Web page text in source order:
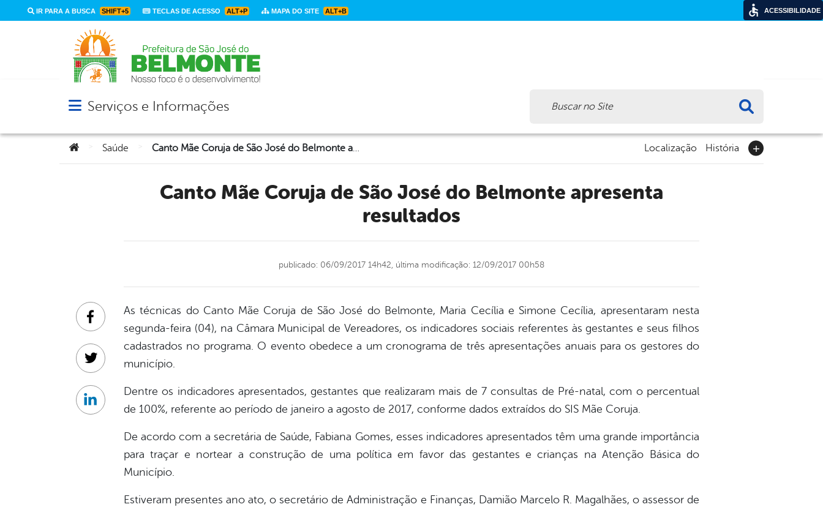
IR PARA A BUSCA SHIFT+5 TECLAS DE ACESSO ALT+P MAPA DO SITE ALT+B
Abrir menu principal de navegação
Serviços e Informações
Você está aqui:
Saúde Canto Mãe Coruja de São José do Belmonte apresenta resultados Localização História
Canto Mãe Coruja de São José do Belmonte apresenta
resultados
publicado: 06/09/2017 14h42, última modificação: 12/09/2017 00h58
As técnicas do Canto Mãe Coruja de São José do Belmonte, Maria Cecília e Simone Cecília, apresentaram nesta
segunda-feira (04), na Câmara Municipal de Vereadores, os indicadores sociais referentes às gestantes e seus filhos
cadastrados no programa. O evento obedece a um cronograma de três apresentações anuais para os gestores do
município.
Dentre os indicadores apresentados, gestantes que realizaram mais de 7 consultas de Pré-natal, com o percentual
de 100%, referente ao período de janeiro a agosto de 2017, conforme dados extraídos do SIS Mãe Coruja.
De acordo com a secretária de Saúde, Fabiana Gomes, esses indicadores apresentados têm uma grande importância
para traçar e nortear a construção de uma política em favor das gestantes e crianças na Atenção Básica do
Município.
Estiveram presentes ano ato, o secretário de Administração e Finanças, Damião Marcelo R. Magalhães, o assessor de
Facebook
Twitter
Linkedin
ACESSIBILIDADE